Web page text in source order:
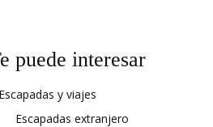
puede interesar
y viajes
Escapadas extranjero